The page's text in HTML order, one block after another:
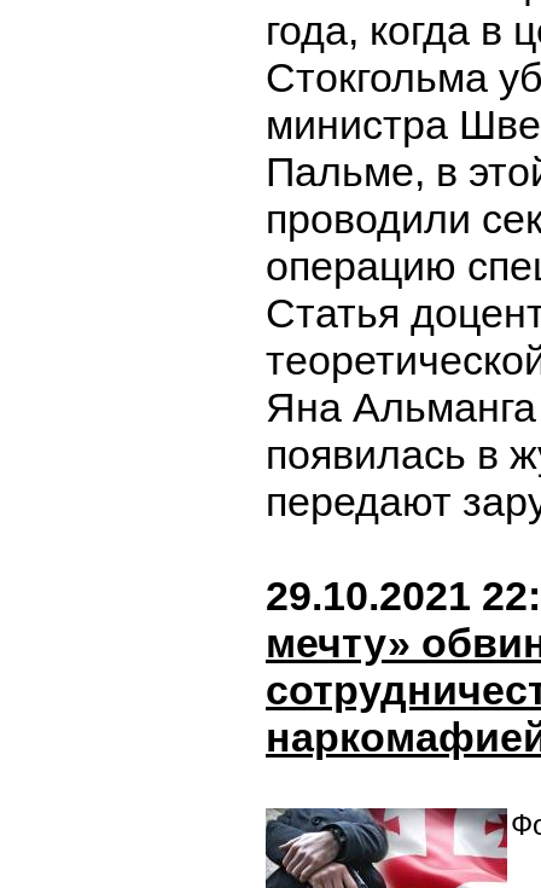
года, когда в
Стокгольма
министра
Пальме, в
проводили
операцию
Статья
Яна
появилась в
передают
29.10.2021
мечту»